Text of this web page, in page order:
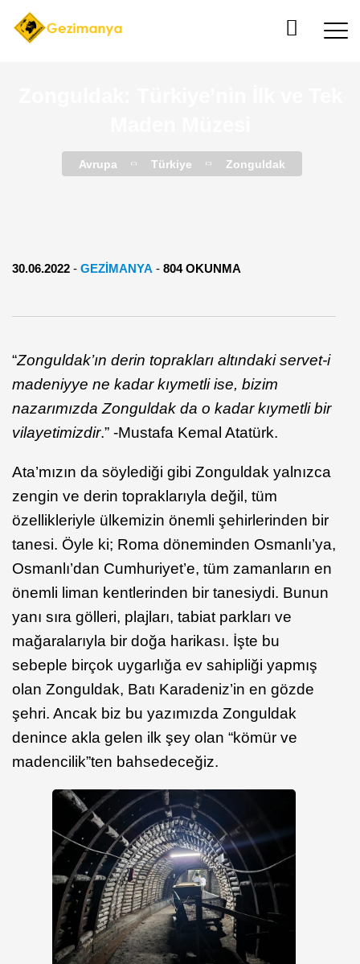
Avrupa Türkiye Zonguldak
30.06.2022 - GEZIMANYA - 804 OKUNMA
“Zonguldak’ın derin toprakları altındaki servet-i
madeniyye ne kadar kıymetli ise, bizim
nazarımızda Zonguldak da o kadar kıymetli bir
vilayetimizdir.” -Mustafa Kemal Atatürk.
Ata’mızın da söylediği gibi Zonguldak yalnızca
zengin ve derin topraklarıyla değil, tüm
özellikleriyle ülkemizin önemli şehirlerinden bir
tanesi. Öyle ki; Roma döneminden Osmanlı’ya,
Osmanlı’dan Cumhuriyet’e, tüm zamanların en
önemli liman kentlerinden bir tanesiydi. Bunun
yanı sıra gölleri, plajları, tabiat parkları ve
mağaralarıyla bir doğa harikası. İşte bu
sebeple birçok uygarlığa ev sahipliği yapmış
olan Zonguldak, Batı Karadeniz’in en gözde
şehri. Ancak biz bu yazımızda Zonguldak
denince akla gelen ilk şey olan “kömür ve
madencilik”ten bahsedeceğiz.